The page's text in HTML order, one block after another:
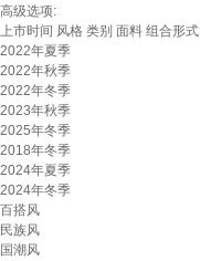
高级选项:
上市时间 风格 类别 面料 组合形式
2022年夏季
2022年秋季
2022年冬季
2023年秋季
2025年冬季
2018年冬季
2024年夏季
2024年冬季
百搭风
民族风
国潮风